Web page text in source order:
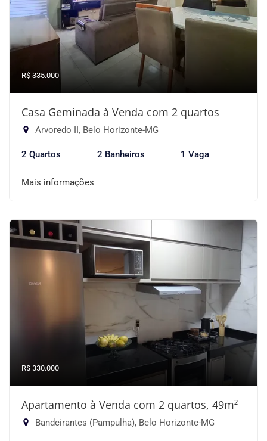
R$ 335.000
Casa Geminada à Venda com 2 quartos
Arvoredo II, Belo Horizonte-MG
2 Quartos 2 Banheiros 1 Vaga
Mais informações
R$ 330.000
Apartamento à Venda com 2 quartos, 49m²
Bandeirantes (Pampulha), Belo Horizonte-MG